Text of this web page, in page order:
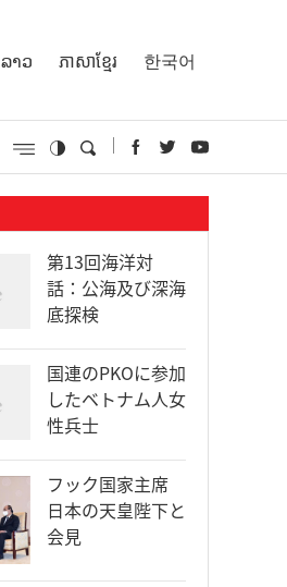
ລາວ ភាសាខ្មែរ 한국어
第13回海洋対
話：公海及び深海
底探検
国連のPKOに参加
したベトナム人女
性兵士
フック国家主席
日本の天皇陛下と
会見